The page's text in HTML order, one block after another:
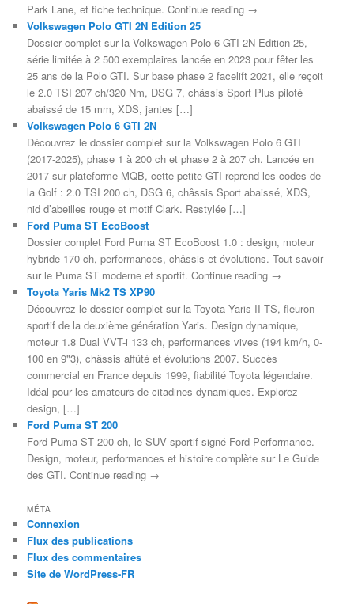
Park Lane, et fiche technique. Continue reading →
Volkswagen Polo GTI 2N Edition 25
Dossier complet sur la Volkswagen Polo 6 GTI 2N Edition 25,
série limitée à 2 500 exemplaires lancée en 2023 pour fêter les
25 ans de la Polo GTI. Sur base phase 2 facelift 2021, elle reçoit
le 2.0 TSI 207 ch/320 Nm, DSG 7, châssis Sport Plus piloté
abaissé de 15 mm, XDS, jantes […]
Volkswagen Polo 6 GTI 2N
Découvrez le dossier complet sur la Volkswagen Polo 6 GTI
(2017-2025), phase 1 à 200 ch et phase 2 à 207 ch. Lancée en
2017 sur plateforme MQB, cette petite GTI reprend les codes de
la Golf : 2.0 TSI 200 ch, DSG 6, châssis Sport abaissé, XDS,
nid d’abeilles rouge et motif Clark. Restylée […]
Ford Puma ST EcoBoost
Dossier complet Ford Puma ST EcoBoost 1.0 : design, moteur
hybride 170 ch, performances, châssis et évolutions. Tout savoir
sur le Puma ST moderne et sportif. Continue reading →
Toyota Yaris Mk2 TS XP90
Découvrez le dossier complet sur la Toyota Yaris II TS, fleuron
sportif de la deuxième génération Yaris. Design dynamique,
moteur 1.8 Dual VVT-i 133 ch, performances vives (194 km/h, 0-
100 en 9"3), châssis affûté et évolutions 2007. Succès
commercial en France depuis 1999, fiabilité Toyota légendaire.
Idéal pour les amateurs de citadines dynamiques. Explorez
design, […]
Ford Puma ST 200
Ford Puma ST 200 ch, le SUV sportif signé Ford Performance.
Design, moteur, performances et histoire complète sur Le Guide
des GTI. Continue reading →
MÉTA
Connexion
Flux des publications
Flux des commentaires
Site de WordPress-FR